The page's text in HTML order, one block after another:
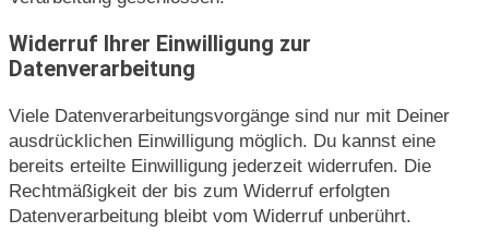
Widerruf Ihrer Einwilligung zur
Datenverarbeitung
Viele Datenverarbeitungsvorgänge sind nur mit Deiner
ausdrücklichen Einwilligung möglich. Du kannst eine
bereits erteilte Einwilligung jederzeit widerrufen. Die
Rechtmäßigkeit der bis zum Widerruf erfolgten
Datenverarbeitung bleibt vom Widerruf unberührt.